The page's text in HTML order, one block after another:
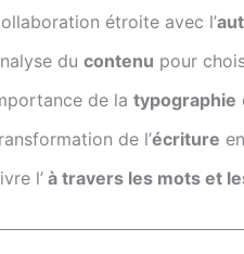
étroite avec l’
du contenu pour
de la typographie
de l’écriture
l’à travers les mots et